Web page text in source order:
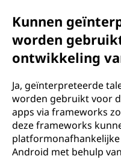
Kunnen
worden
ontwikkeling
Ja, geïnterpreteerde
worden gebruikt voor
apps via frameworks
deze frameworks
Android met behulp